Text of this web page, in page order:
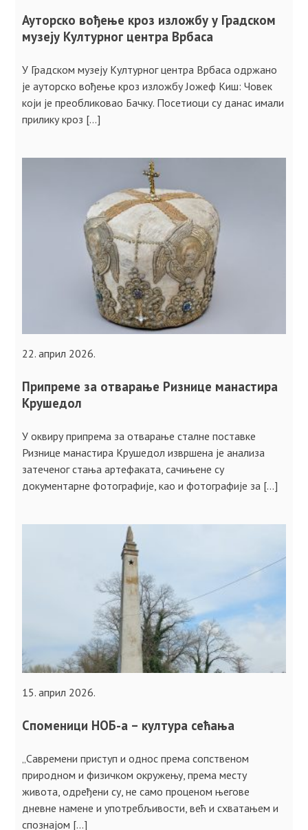
Ауторско вођење кроз изложбу у Градском
музеју Културног центра Врбаса
У Градском музеју Културног центра Врбаса одржано
је ауторско вођење кроз изложбу Јожеф Киш: Човек
који је преобликовао Бачку. Посетиоци су данас имали
прилику кроз […]
22. април 2026.
Припреме за отварање Ризнице манастира
Крушедол
У оквиру припрема за отварање сталне поставке
Ризнице манастира Крушедол извршена је анализа
затеченог стања артефаката, сачињене су
документарне фотографије, као и фотографије за […]
15. април 2026.
Споменици НОБ-а – култура сећања
„Савремени приступ и однос према сопственом
природном и физичком окружењу, према месту
живота, одређени су, не само проценом његове
дневне намене и употребљивости, већ и схватањем и
спознајом […]